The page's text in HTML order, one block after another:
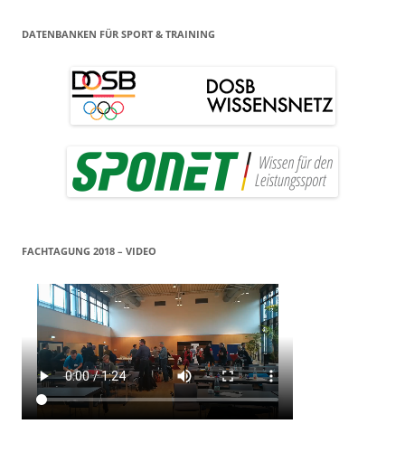
DATENBANKEN FÜR SPORT & TRAINING
FACHTAGUNG 2018 – VIDEO